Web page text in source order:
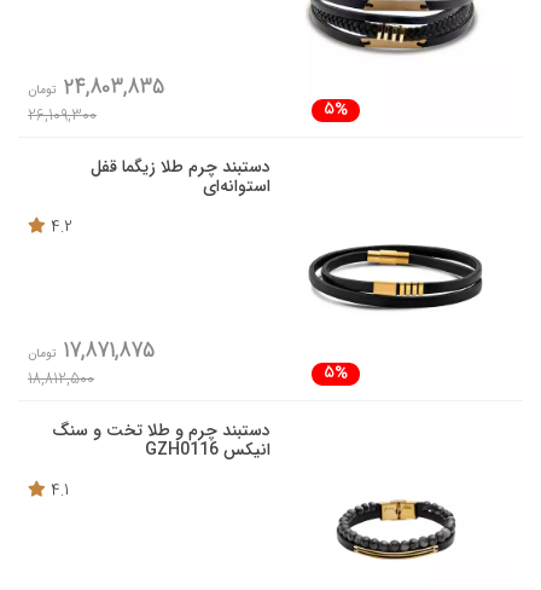
5%
24,803,835 تومان
26,109,300
دستبند چرم طلا زیگما قفل
استوانه‌ای
4.2
5%
17,871,875 تومان
18,812,500
دستبند چرم و طلا تخت و سنگ
انیکس GZH0116
4.1